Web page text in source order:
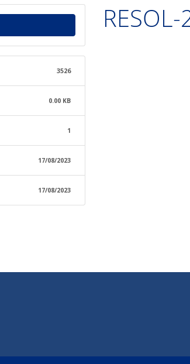
3526
0.00 KB
1
17/08/2023
17/08/2023